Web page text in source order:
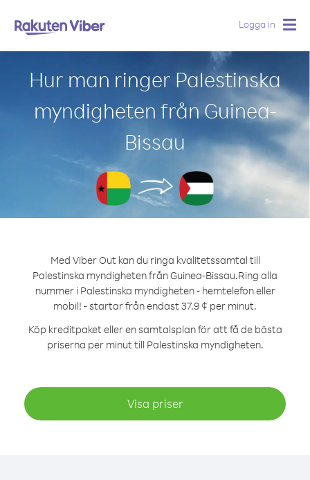
Logga in
Hur man ringer Palestinska
myndigheten från Guinea-
Bissau
Med Viber Out kan du ringa kvalitetssamtal till
Palestinska myndigheten från Guinea-Bissau.Ring alla
nummer i Palestinska myndigheten - hemtelefon eller
mobil! - startar från endast 37.9 ¢ per minut.
Köp kreditpaket eller en samtalsplan för att få de bästa
priserna per minut till Palestinska myndigheten.
Visa priser